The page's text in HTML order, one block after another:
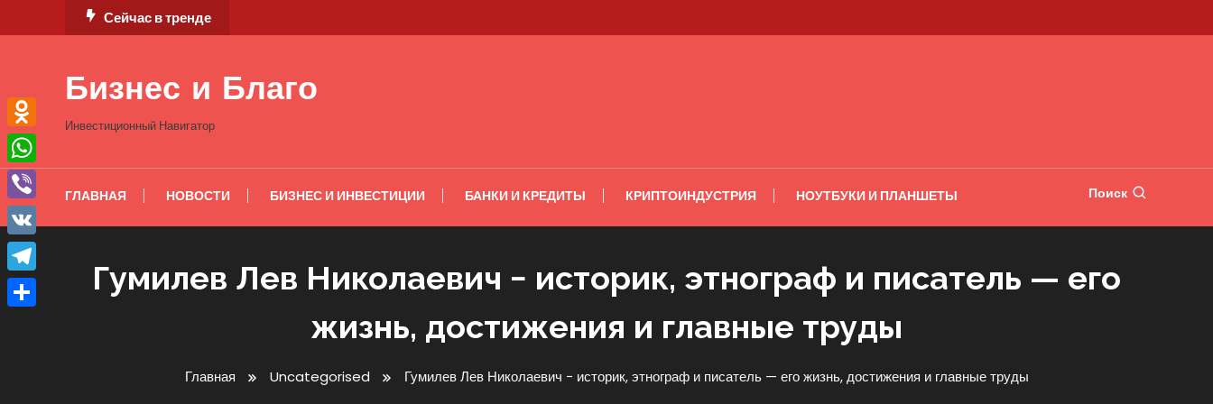
к
Сейчас в тренде
Бизнес и Благо
Инвестиционный Навигатор
ГЛАВНАЯ НОВОСТИ БИЗНЕС И ИНВЕСТИЦИИ БАНКИ И КРЕДИТЫ КРИПТОИНДУСТРИЯ НОУТБУКИ И ПЛАНШЕТЫ Поиск
Гумилев Лев Николаевич − историк, этнограф и писатель — его
жизнь, достижения и главные труды
Главная Uncategorised Гумилев Лев Николаевич − историк, этнограф и писатель — его жизнь, достижения и главные труды
Odnoklassniki
WhatsApp
Viber
VK
Telegram